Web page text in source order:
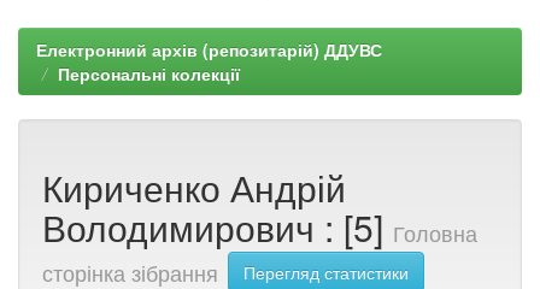
Електронний архів (репозитарій) ДДУВС
Персональні колекції
Кириченко Андрій
Володимирович : [5] Головна
сторінка зібрання
Перегляд статистики